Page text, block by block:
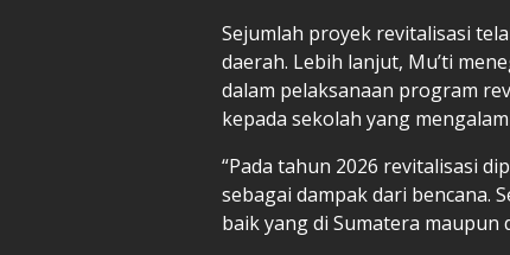
Sejumlah proyek revitalisasi
daerah. Lebih lanjut, Mu’ti
dalam pelaksanaan program
kepada sekolah yang
“Pada tahun 2026 revitalisasi
sebagai dampak dari bencana.
baik yang di Sumatera maupun